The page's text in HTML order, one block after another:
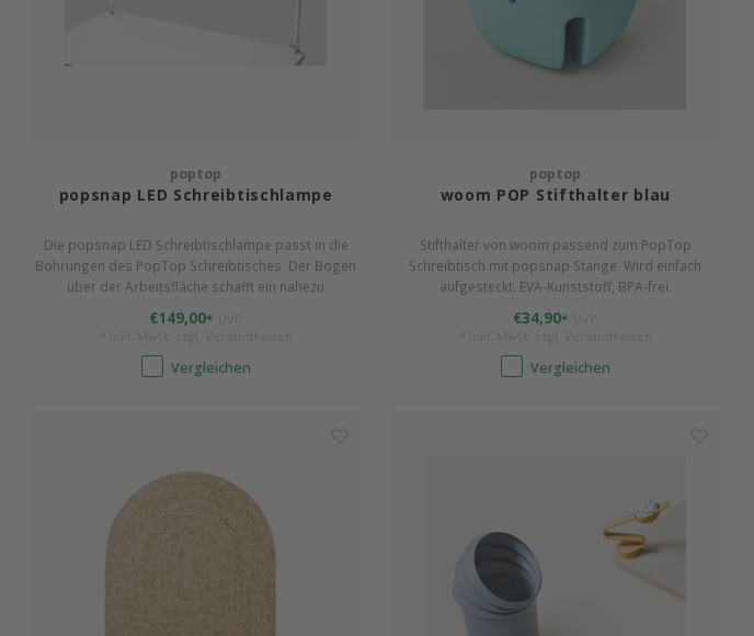
poptop
popsnap LED Schreibtischlampe
Die popsnap LED Schreibtischlampe passt in die
Bohrungen des PopTop Schreibtisches. Der Bogen
über der Arbeitsfläche schafft ein nahezu
/ 720 Lumen/m.
€149,00*
Vergleichen
poptop
woom POP Stifthalter blau
Stifthalter von woom passend zum PopTop
Schreibtisch mit popsnap Stange. Wird einfach
aufgesteckt. EVA-Kunststoff, BPA-frei.
€34,90*
Vergleichen